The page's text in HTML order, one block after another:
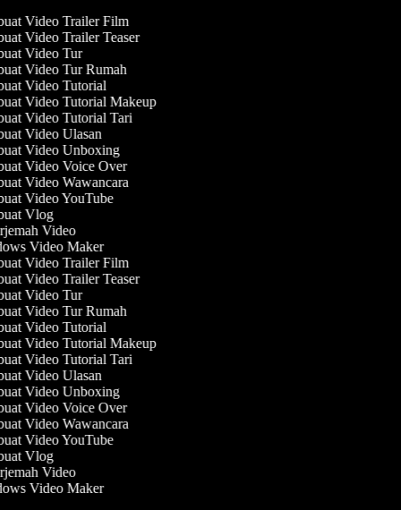
Video Trailer Film
Video Trailer Teaser
Video Tur
Video Tur Rumah
Video Tutorial
Video Tutorial Makeup
Video Tutorial Tari
Video Ulasan
Video Unboxing
Video Voice Over
Video Wawancara
Video YouTube
Vlog
Video
Video Maker
Video Trailer Film
Video Trailer Teaser
Video Tur
Video Tur Rumah
Video Tutorial
Video Tutorial Makeup
Video Tutorial Tari
Video Ulasan
Video Unboxing
Video Voice Over
Video Wawancara
Video YouTube
Vlog
Video
Video Maker